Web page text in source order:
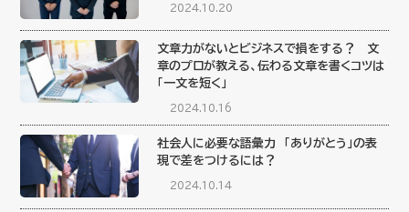
2024.10.20
文章力がないとビジネスで損をする？ 文
章のプロが教える、伝わる文章を書くコツは
「一文を短く」
2024.10.16
社会人に必要な語彙力 「ありがとう」の表
現で差をつけるには？
2024.10.14